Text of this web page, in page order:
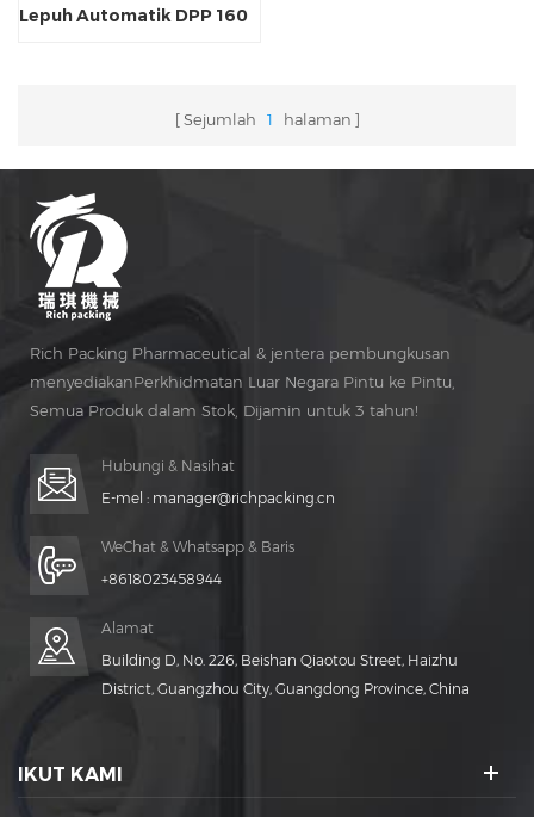
Lepuh Automatik DPP 160
Sejumlah 1 halaman
Rich Packing Pharmaceutical & jentera pembungkusan
menyediakanPerkhidmatan Luar Negara Pintu ke Pintu,
Semua Produk dalam Stok, Dijamin untuk 3 tahun!
Hubungi & Nasihat
E-mel : manager@richpacking.cn
WeChat & Whatsapp & Baris
+8618023458944
Alamat
Building D, No. 226, Beishan Qiaotou Street, Haizhu
District, Guangzhou City, Guangdong Province, China
IKUT KAMI